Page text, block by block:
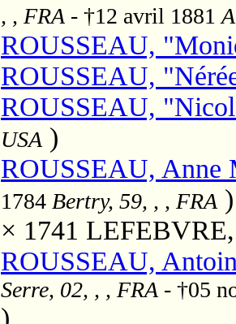
, , FRA - †12 avril 1881
ROUSSEAU,
ROUSSEAU,
ROUSSEAU,
USA )
ROUSSEAU, Anne
1784 Bertry, 59, , , FRA )
× 1741
ROUSSEAU,
Serre, 02, , , FRA - †05
)